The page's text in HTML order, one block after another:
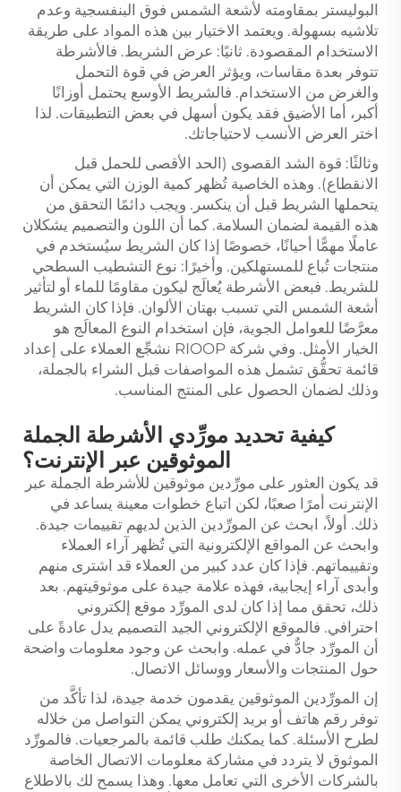
البوليستر بمقاومته لأشعة الشمس فوق البنفسجية وعدم
تلاشيه بسهولة. ويعتمد الاختيار بين هذه المواد على طريقة
الاستخدام المقصودة. ثانيًا: عرض الشريط. فالأشرطة
تتوفر بعدة مقاسات، ويؤثر العرض في قوة التحمل
والغرض من الاستخدام. فالشريط الأوسع يحتمل أوزانًا
أكبر، أما الأضيق فقد يكون أسهل في بعض التطبيقات. لذا
اختر العرض الأنسب لاحتياجاتك.
وثالثًا: قوة الشد القصوى (الحد الأقصى للحمل قبل
الانقطاع). وهذه الخاصية تُظهر كمية الوزن التي يمكن أن
يتحملها الشريط قبل أن ينكسر. ويجب دائمًا التحقق من
هذه القيمة لضمان السلامة. كما أن اللون والتصميم يشكلان
عاملًا مهمًّا أحيانًا، خصوصًا إذا كان الشريط سيُستخدم في
منتجات تُباع للمستهلكين. وأخيرًا: نوع التشطيب السطحي
للشريط. فبعض الأشرطة يُعالَج ليكون مقاومًا للماء أو لتأثير
أشعة الشمس التي تسبب بهتان الألوان. فإذا كان الشريط
معرَّضًا للعوامل الجوية، فإن استخدام النوع المعالَج هو
الخيار الأمثل. وفي شركة RIOOP نشجِّع العملاء على إعداد
قائمة تحقُّق تشمل هذه المواصفات قبل الشراء بالجملة،
وذلك لضمان الحصول على المنتج المناسب.
كيفية تحديد مورِّدي الأشرطة الجملة
الموثوقين عبر الإنترنت؟
قد يكون العثور على مورِّدين موثوقين للأشرطة الجملة عبر
الإنترنت أمرًا صعبًا، لكن اتباع خطوات معينة يساعد في
ذلك. أولاً، ابحث عن المورِّدين الذين لديهم تقييمات جيدة.
وابحث عن المواقع الإلكترونية التي تُظهر آراء العملاء
وتقييماتهم. فإذا كان عدد كبير من العملاء قد اشترى منهم
وأبدى آراء إيجابية، فهذه علامة جيدة على موثوقيتهم. بعد
ذلك، تحقق مما إذا كان لدى المورِّد موقع إلكتروني
احترافي. فالموقع الإلكتروني الجيد التصميم يدل عادةً على
أن المورِّد جادٌّ في عمله. وابحث عن وجود معلومات واضحة
حول المنتجات والأسعار ووسائل الاتصال.
إن المورِّدين الموثوقين يقدمون خدمة جيدة، لذا تأكَّد من
توفر رقم هاتف أو بريد إلكتروني يمكن التواصل من خلاله
لطرح الأسئلة. كما يمكنك طلب قائمة بالمرجعيات. فالمورِّد
الموثوق لا يتردد في مشاركة معلومات الاتصال الخاصة
بالشركات الأخرى التي تعامل معها. وهذا يسمح لك بالاطلاع